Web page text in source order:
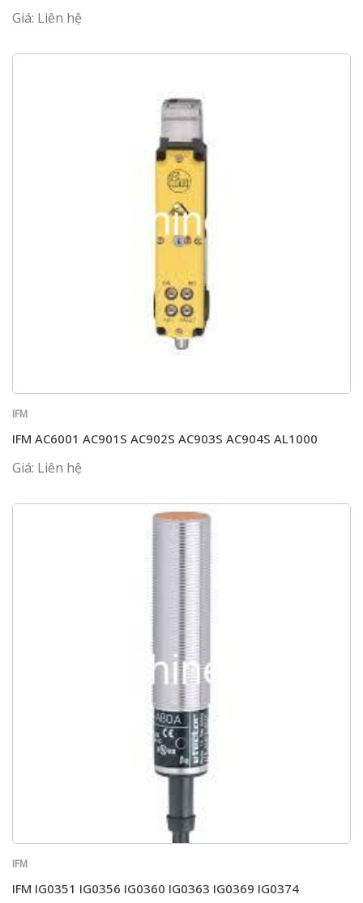
Giá: Liên hệ
IFM
IFM AC6001 AC901S AC902S AC903S AC904S AL1000
Giá: Liên hệ
IFM
IFM IG0351 IG0356 IG0360 IG0363 IG0369 IG0374